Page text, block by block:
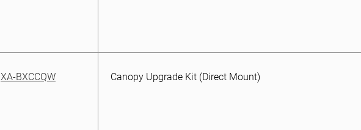
XA-BXCCQW Canopy Upgrade Kit (Direct Mount)